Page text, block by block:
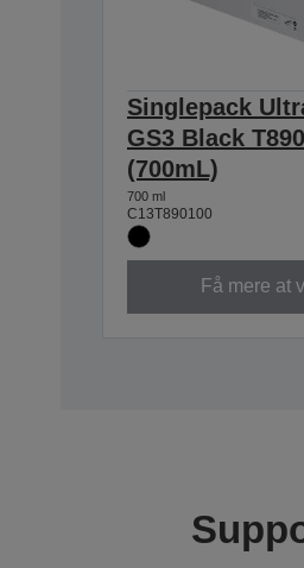
Singlepack
GS3 Black
(700mL)
700 ml
C13T890100
Få mere at